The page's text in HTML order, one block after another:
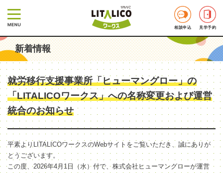
相談申込 見学予約
新着情報
就労移行支援事業所「ヒューマングロー」の
「LITALICOワークス」への名称変更および運営
統合のお知らせ
平素よりLITALICOワークスのWebサイトをご覧いただき、誠にありが
とうございます。
この度、2026年4月1日（水）付で、株式会社ヒューマングローが運営